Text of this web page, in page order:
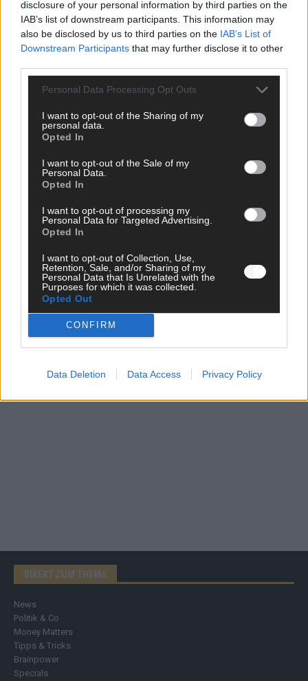
disclosure of your personal information by third parties on the
IAB’s list of downstream participants. This information may
also be disclosed by us to third parties on the IAB’s List of
Downstream Participants that may further disclose it to other
Personal Data Processing Opt Outs
I want to opt-out of the Sharing of my
personal data.
Opted In
I want to opt-out of the Sale of my
Personal Data.
Opted In
I want to opt-out of processing my
Personal Data for Targeted Advertising.
Opted In
I want to opt-out of Collection, Use,
Retention, Sale, and/or Sharing of my
Personal Data that Is Unrelated with the
Purposes for which it was collected.
Opted Out
CONFIRM
Data Deletion Data Access Privacy Policy
WERBE BEI UNS!
DIREKT ZUM THEMA
News
Politik & Co
Money Matters
Tipps & Tricks
Brainpower
Specials